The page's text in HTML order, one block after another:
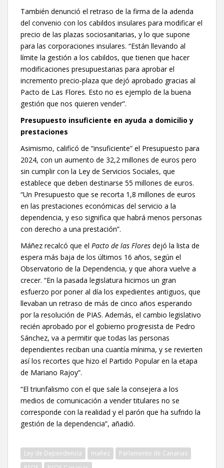
También denunció el retraso de la firma de la adenda
del convenio con los cabildos insulares para modificar el
precio de las plazas sociosanitarias, y lo que supone
para las corporaciones insulares. “Están llevando al
límite la gestión a los cabildos, que tienen que hacer
modificaciones presupuestarias para aprobar el
incremento precio-plaza que dejó aprobado gracias al
Pacto de Las Flores. Esto no es ejemplo de la buena
gestión que nos quieren vender”.
Presupuesto insuficiente en ayuda a domicilio y
prestaciones
Asimismo, calificó de “insuficiente” el Presupuesto para
2024, con un aumento de 32,2 millones de euros pero
sin cumplir con la Ley de Servicios Sociales, que
establece que deben destinarse 55 millones de euros.
“Un Presupuesto que se recorta 1,8 millones de euros
en las prestaciones económicas del servicio a la
dependencia, y eso significa que habrá menos personas
con derecho a una prestación”.
Máñez recalcó que el Pacto de las Flores dejó la lista de
espera más baja de los últimos 16 años, según el
Observatorio de la Dependencia, y que ahora vuelve a
crecer. “En la pasada legislatura hicimos un gran
esfuerzo por poner al día los expedientes antiguos, que
llevaban un retraso de más de cinco años esperando
por la resolución de PIAS. Además, el cambio legislativo
recién aprobado por el gobierno progresista de Pedro
Sánchez, va a permitir que todas las personas
dependientes reciban una cuantía mínima, y se revierten
así los recortes que hizo el Partido Popular en la etapa
de Mariano Rajoy”.
“El triunfalismo con el que sale la consejera a los
medios de comunicación a vender titulares no se
corresponde con la realidad y el parón que ha sufrido la
gestión de la dependencia”, añadió.
Ley de Dependencia mañez
Parlamento de Canarias